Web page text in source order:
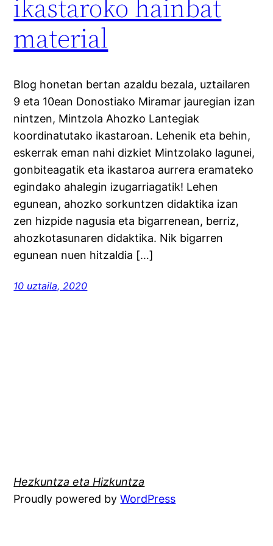
ikastaroko hainbat
material
Blog honetan bertan azaldu bezala, uztailaren
9 eta 10ean Donostiako Miramar jauregian izan
nintzen, Mintzola Ahozko Lantegiak
koordinatutako ikastaroan. Lehenik eta behin,
eskerrak eman nahi dizkiet Mintzolako lagunei,
gonbiteagatik eta ikastaroa aurrera eramateko
egindako ahalegin izugarriagatik! Lehen
egunean, ahozko sorkuntzen didaktika izan
zen hizpide nagusia eta bigarrenean, berriz,
ahozkotasunaren didaktika. Nik bigarren
egunean nuen hitzaldia […]
10 uztaila, 2020
Hezkuntza eta Hizkuntza
Proudly powered byWordPress